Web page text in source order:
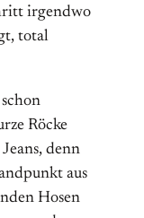
irgendwo
total
Röcke
denn
aus
Hosen